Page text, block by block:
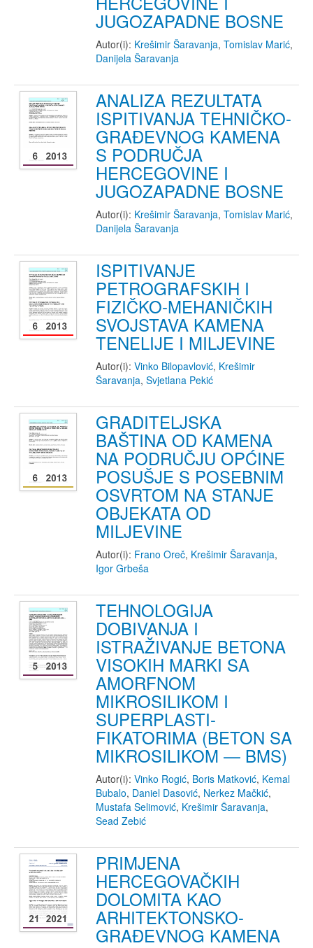
JUGOZAPADNE BOSNE
Autor(i): Krešimir Šaravanja, Tomislav Marić,
Danijela Šaravanja
ANALIZA REZULTATA
ISPITIVANJA TEHNIČKO-
GRAĐEVNOG KAMENA
S PODRUČJA
HERCEGOVINE I
JUGOZAPADNE BOSNE
Autor(i): Krešimir Šaravanja, Tomislav Marić,
Danijela Šaravanja
ISPITIVANJE
PETROGRAFSKIH I
FIZIČKO-MEHANIČKIH
SVOJSTAVA KAMENA
TENELIJE I MILJEVINE
Autor(i): Vinko Bilopavlović, Krešimir
Šaravanja, Svjetlana Pekić
GRADITELJSKA
BAŠTINA OD KAMENA
NA PODRUČJU OPĆINE
POSUŠJE S POSEBNIM
OSVRTOM NA STANJE
OBJEKATA OD
MILJEVINE
Autor(i): Frano Oreč, Krešimir Šaravanja,
Igor Grbeša
TEHNOLOGIJA
DOBIVANJA I
ISTRAŽIVANJE BETONA
VISOKIH MARKI SA
AMORFNOM
MIKROSILIKOM I
SUPERPLASTI-
FIKATORIMA (BETON SA
MIKROSILIKOM — BMS)
Autor(i): Vinko Rogić, Boris Matković, Kemal
Bubalo, Daniel Dasović, Nerkez Mačkić,
Mustafa Selimović, Krešimir Šaravanja,
Sead Zebić
PRIMJENA
HERCEGOVAČKIH
DOLOMITA KAO
ARHITEKTONSKO-
GRAĐEVNOG KAMENA